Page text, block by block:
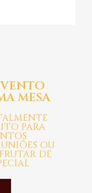
MESA
PARA
OU
DE